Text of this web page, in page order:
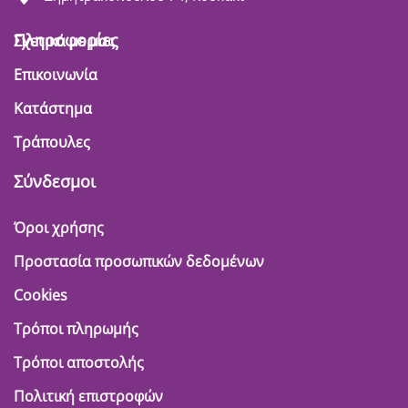
Πληροφορίες
Σχετικά με μας
Επικοινωνία
Κατάστημα
Τράπουλες
Σύνδεσμοι
Όροι χρήσης
Προστασία προσωπικών δεδομένων
Cookies
Τρόποι πληρωμής
Τρόποι αποστολής
Πολιτική επιστροφών